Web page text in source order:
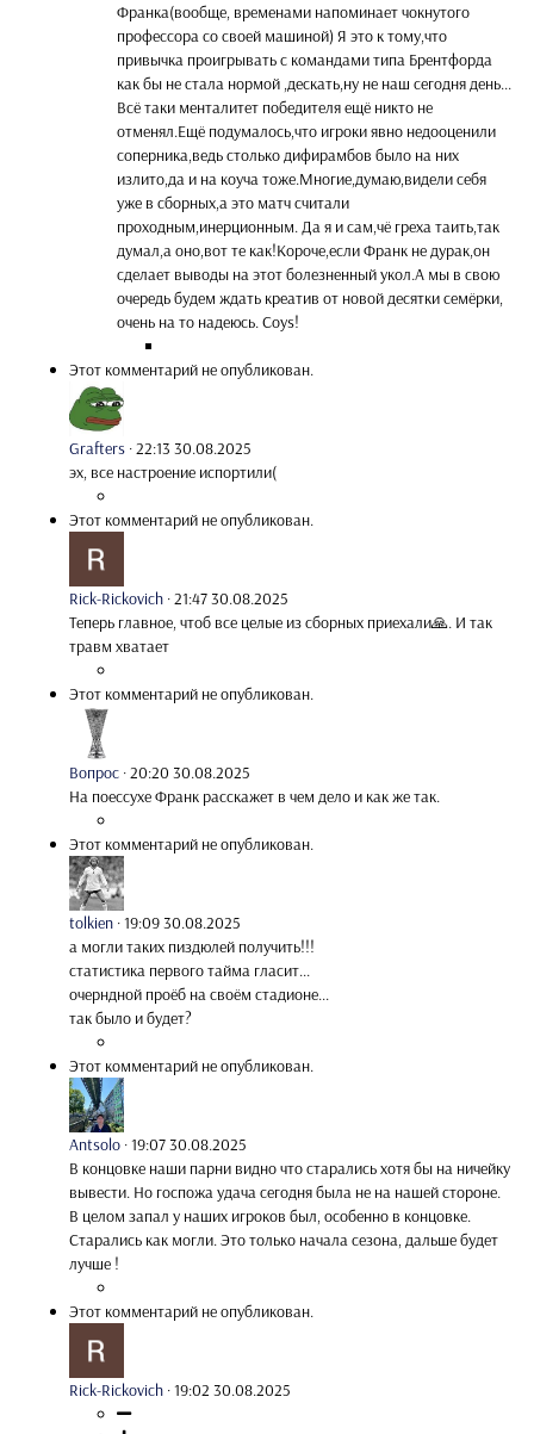
Франка(вообще, временами напоминает чокнутого
профессора со своей машиной) Я это к тому,что
привычка проигрывать с командами типа Брентфорда
как бы не стала нормой ,дескать,ну не наш сегодня день...
Всё таки менталитет победителя ещё никто не
отменял.Ещё подумалось,что игроки явно недооценили
соперника,ведь столько дифирамбов было на них
излито,да и на коуча тоже.Многие,думаю,видели себя
уже в сборных,а это матч считали
проходным,инерционным. Да я и сам,чё греха таить,так
думал,а оно,вот те как!Короче,если Франк не дурак,он
сделает выводы на этот болезненный укол.А мы в свою
очередь будем ждать креатив от новой десятки семёрки,
очень на то надеюсь. Coys!
Этот комментарий не опубликован.
Grafters ·22:13 30.08.2025
эх, все настроение испортили(
Этот комментарий не опубликован.
Rick-Rickovich ·21:47 30.08.2025
Теперь главное, чтоб все целые из сборных приехали🙏. И так
травм хватает
Этот комментарий не опубликован.
Вопрос ·20:20 30.08.2025
На поессухе Франк расскажет в чем дело и как же так.
Этот комментарий не опубликован.
tolkien ·19:09 30.08.2025
а могли таких пиздюлей получить!!!
статистика первого тайма гласит...
очерндной проёб на своём стадионе...
так было и будет?
Этот комментарий не опубликован.
Antsolo ·19:07 30.08.2025
В концовке наши парни видно что старались хотя бы на ничейку
вывести. Но госпожа удача сегодня была не на нашей стороне.
В целом запал у наших игроков был, особенно в концовке.
Старались как могли. Это только начала сезона, дальше будет
лучше !
Этот комментарий не опубликован.
Rick-Rickovich ·19:02 30.08.2025